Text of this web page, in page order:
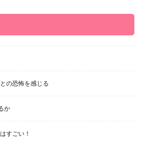
の恐怖を感じる
か
すごい！